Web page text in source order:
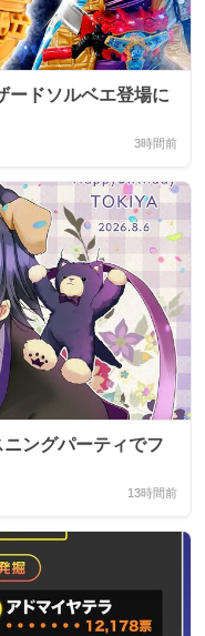
ードソルベエ登場に
3時間前
ングパーティでフ
13時間前